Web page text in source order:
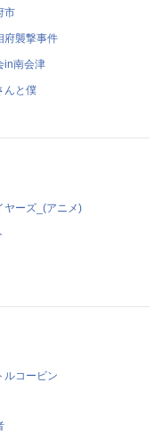
市
府襲撃事件
in南会津
んと僕
ヤーズ_(アニメ)
ルコービン